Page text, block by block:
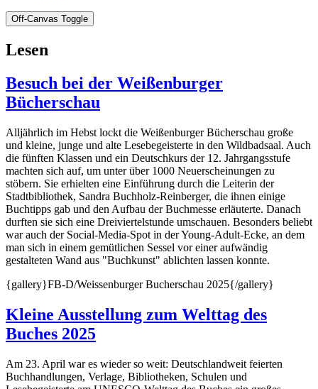
Off-Canvas Toggle
Lesen
Besuch bei der Weißenburger
Bücherschau
Alljährlich im Hebst lockt die Weißenburger Bücherschau große
und kleine, junge und alte Lesebegeisterte in den Wildbadsaal. Auch
die fünften Klassen und ein Deutschkurs der 12. Jahrgangsstufe
machten sich auf, um unter über 1000 Neuerscheinungen zu
stöbern. Sie erhielten eine Einführung durch die Leiterin der
Stadtbibliothek, Sandra Buchholz-Reinberger, die ihnen einige
Buchtipps gab und den Aufbau der Buchmesse erläuterte. Danach
durften sie sich eine Dreiviertelstunde umschauen. Besonders beliebt
war auch der Social-Media-Spot in der Young-Adult-Ecke, an dem
man sich in einem gemütlichen Sessel vor einer aufwändig
gestalteten Wand aus "Buchkunst" ablichten lassen konnte.
{gallery}FB-D/Weissenburger Bucherschau 2025{/gallery}
Kleine Ausstellung zum Welttag des
Buches 2025
Am 23. April war es wieder so weit: Deutschlandweit feierten
Buchhandlungen, Verlage, Bibliotheken, Schulen und